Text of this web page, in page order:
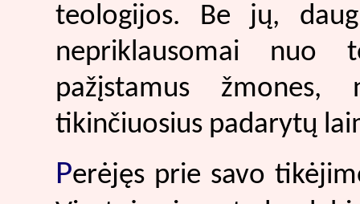
teologijos. Be jų,
nepriklausomai nuo
pažįstamus
tikinčiuosius padarytų
Perėjęs prie savo